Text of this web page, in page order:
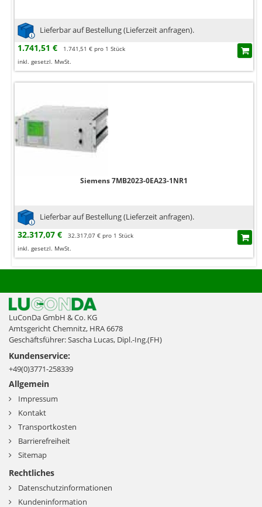
Lieferbar auf Bestellung (Lieferzeit anfragen).
1.741,51 €
1.741,51 € pro 1 Stück
inkl. gesetzl. MwSt.
Siemens 7MB2023-0EA23-1NR1
Lieferbar auf Bestellung (Lieferzeit anfragen).
32.317,07 €
32.317,07 € pro 1 Stück
inkl. gesetzl. MwSt.
LuConDa GmbH & Co. KG
Amtsgericht Chemnitz, HRA 6678
Geschäftsführer: Sascha Lucas, Dipl.-Ing.(FH)
Kundenservice:
+49(0)3771-258339
Allgemein
Impressum
Kontakt
Transportkosten
Barrierefreiheit
Sitemap
Rechtliches
Datenschutzinformationen
Kundeninformation